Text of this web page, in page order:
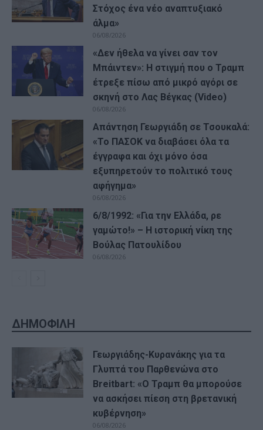
Στόχος ένα νέο αναπτυξιακό
άλμα»
06/08/2026
«Δεν ήθελα να γίνει σαν τον
Μπάιντεν»: Η στιγμή που ο Τραμπ
έτρεξε πίσω από μικρό αγόρι σε
σκηνή στο Λας Βέγκας (Video)
06/08/2026
Απάντηση Γεωργιάδη σε Τσουκαλά:
«Το ΠΑΣΟΚ να διαβάσει όλα τα
έγγραφα και όχι μόνο όσα
εξυπηρετούν το πολιτικό τους
αφήγημα»
06/08/2026
6/8/1992: «Για την Ελλάδα, ρε
γαμώτο!» – Η ιστορική νίκη της
Βούλας Πατουλίδου
06/08/2026
ΔΗΜΟΦΙΛΗ
Γεωργιάδης-Κυρανάκης για τα
Γλυπτά του Παρθενώνα στο
Breitbart: «Ο Τραμπ θα μπορούσε
να ασκήσει πίεση στη βρετανική
κυβέρνηση»
06/08/2026